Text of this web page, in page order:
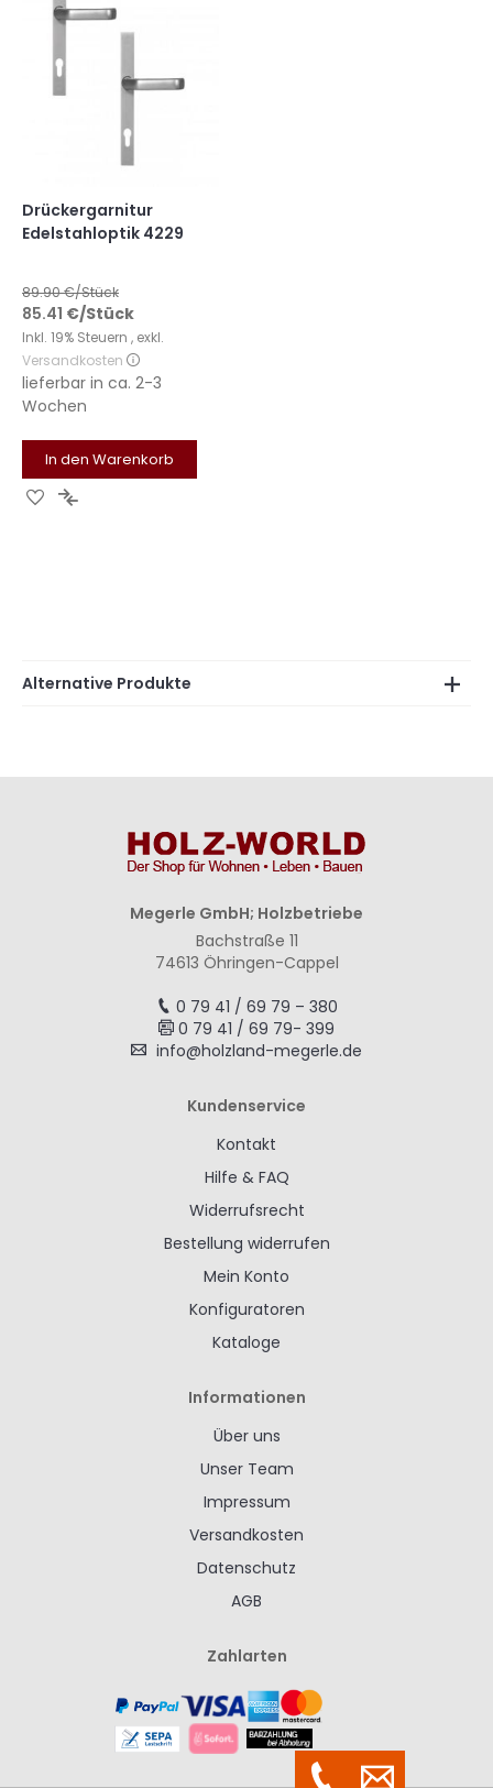
Drückergarnitur
Edelstahloptik 4229
89.90€/Stück
85.41 €/Stück
Inkl. 19% Steuern , exkl.
Versandkosten
lieferbar in ca. 2-3
Wochen
In den Warenkorb
Zur Zur
Alternative Produkte
Megerle GmbH; Holzbetriebe
Bachstraße 11
74613 Öhringen-Cappel
0 79 41 / 69 79 – 380
0 79 41 / 69 79- 399
info@holzland-megerle.de
Kundenservice
Kontakt
Hilfe & FAQ
Widerrufsrecht
Bestellung widerrufen
Mein Konto
Konfiguratoren
Kataloge
Informationen
Über uns
Unser Team
Impressum
Versandkosten
Datenschutz
AGB
Zahlarten